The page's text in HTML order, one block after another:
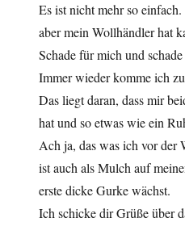
Es ist nicht mehr so
aber mein Wollhändler hat
Schade für mich und
Immer wieder komme ich
Das liegt daran, dass mir
hat und so etwas wie ein
Ach ja, das was ich vor der
ist auch als Mulch auf
erste dicke Gurke wächst.
Ich schicke dir Grüße über